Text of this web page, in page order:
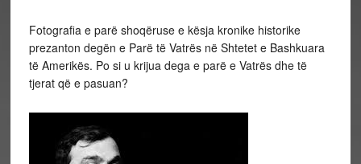
Fotografia e parë shoqëruse e kësja kronike historike
prezanton degën e Parë të Vatrës në Shtetet e Bashkuara
të Amerikës. Po si u krijua dega e parë e Vatrës dhe të
tjerat që e pasuan?